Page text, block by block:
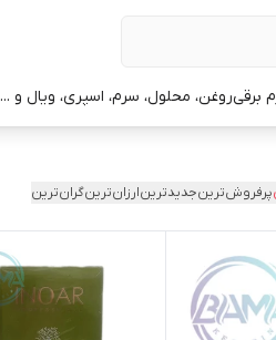
برقیروغن، محلول، سرم، اسپری، ویال و ...
پرفروش‌ترینجدیدترینارزان‌ترینگران‌ترین